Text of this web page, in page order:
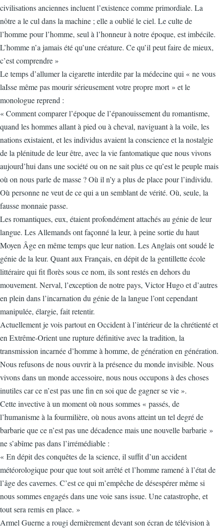
civilisations anciennes incluent l’existence comme primordiale. La
nôtre a le cul dans la machine ; elle a oublié le ciel. Le culte de
l’homme pour l’homme, seul à l’honneur à notre époque, est imbécile.
L’homme n’a jamais été qu’une créature. Ce qu’il peut faire de mieux,
c’est comprendre »
Le temps d’allumer la cigarette interdite par la médecine qui « ne vous
laIsse même pas mourir sérieusement votre propre mort » et le
monologue reprend :
« Comment comparer l’époque de l’épanouissement du romantisme,
quand les hommes allant à pied ou à cheval, naviguant à la voile, les
nations existaient, et les individus avaient la conscience et la nostalgie
de la plénitude de leur être, avec la vie fantomatique que nous vivons
aujourd’hui dans une société ou on ne sait plus ce qu’est le peuple mais
où on nous parle de masse ? Où il n’y a plus de place pour l’individu.
Où personne ne veut de ce qui a un semblant de vérité. Où, seule, la
fausse monnaie passe.
Les romantiques, eux, étaient profondément attachés au génie de leur
langue. Les Allemands ont façonné la leur, à peine sortie du haut
Moyen Âge en même temps que leur nation. Les Anglais ont soudé le
génie de la leur. Quant aux Français, en dépit de la gentillette école
littéraire qui fit florès sous ce nom, ils sont restés en dehors du
mouvement. Nerval, l’exception de notre pays, Victor Hugo et d’autres
en plein dans l’incarnation du génie de la langue l’ont cependant
manipulée, élargie, fait retentir.
Actuellement je vois partout en Occident à l’intérieur de la chrétienté et
en Extrême-Orient une rupture définitive avec la tradition, la
transmission incarnée d’homme à homme, de génération en génération.
Nous refusons de nous ouvrir à la présence du monde invisible. Nous
vivons dans un monde accessoire, nous nous occupons à des choses
inutiles car ce n’est pas une fin en soi que de gagner se vie ».
Cette invective à un moment où nous sommes « passés, de
l’humanisme à la fourmilière, où nous avons atteint un tel degré de
barbarie que ce n’est pas une décadence mais une nouvelle barbarie »
ne s’abîme pas dans l’irrémédiable :
« En dépit des conquêtes de la science, il suffit d’un accident
météorologique pour que tout soit arrêté et l’homme ramené à l’état de
l’âge des cavernes. C’est ce qui m’empêche de désespérer même si
nous sommes engagés dans une voie sans issue. Une catastrophe, et
tout sera remis en place. »
Armel Guerne a rougi dernièrement devant son écran de télévision à